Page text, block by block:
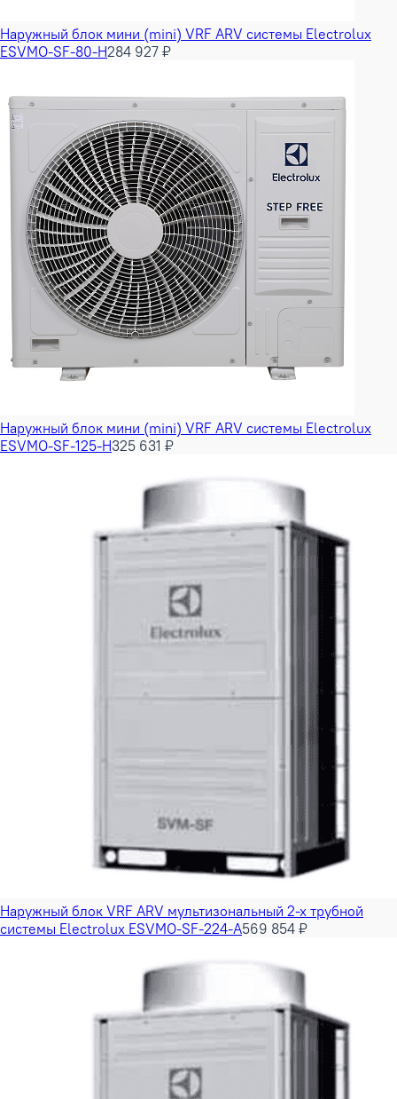
Наружный блок мини (mini) VRF ARV системы Electrolux
ESVMO-SF-80-H284 927 ₽
Наружный блок мини (mini) VRF ARV системы Electrolux
ESVMO-SF-125-H325 631 ₽
Наружный блок VRF ARV мультизональный 2-х трубной
системы Electrolux ESVMO-SF-224-A569 854 ₽